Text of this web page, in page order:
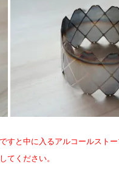
すと中に入るアルコールストー
ください。